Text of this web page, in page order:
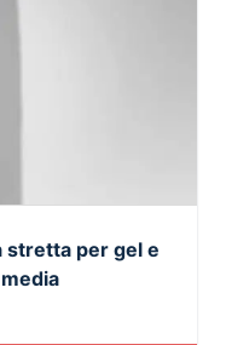
stretta per gel e